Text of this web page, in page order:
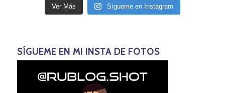
Ver Más Sígueme en Instagram
SÍGUEME EN MI INSTA DE FOTOS